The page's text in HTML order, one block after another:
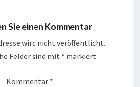
Sie einen Kommentar
wird nicht veröffentlicht.
Felder sind mit * markiert
Kommentar *